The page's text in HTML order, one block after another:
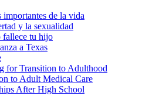
importantes de la vida
y la sexualidad
fallece tu hijo
a Texas
for Transition to Adulthood
to Adult Medical Care
After High School